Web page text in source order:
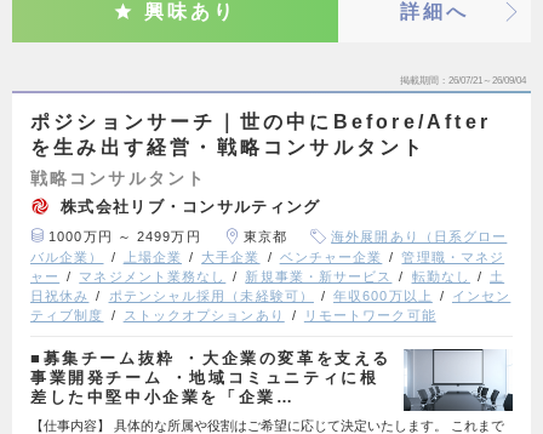
興味あり 詳細へ
掲載期間 26/07/21～26/09/04
ポジションサーチ｜世の中にBefore/After
を生み出す経営・戦略コンサルタント
戦略コンサルタント
株式会社リブ・コンサルティング
1000万円 ～ 2499万円 東京都
海外展開あり（日系グロー
バル企業）
上場企業 大手企業 ベンチャー企業
管理職・マネジ
ャー
マネジメント業務なし 新規事業・新サービス 転勤なし
土
日祝休み
ポテンシャル採用（未経験可） 年収600万以上
インセン
ティブ制度
ストックオプションあり リモートワーク可能
■募集チーム抜粋 ・大企業の変革を支える
事業開発チーム ・地域コミュニティに根
差した中堅中小企業を「企業…
【仕事内容】 具体的な所属や役割はご希望に応じて決定いたします。 これまで